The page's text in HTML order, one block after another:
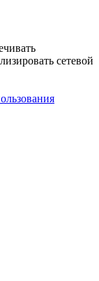
сетевой